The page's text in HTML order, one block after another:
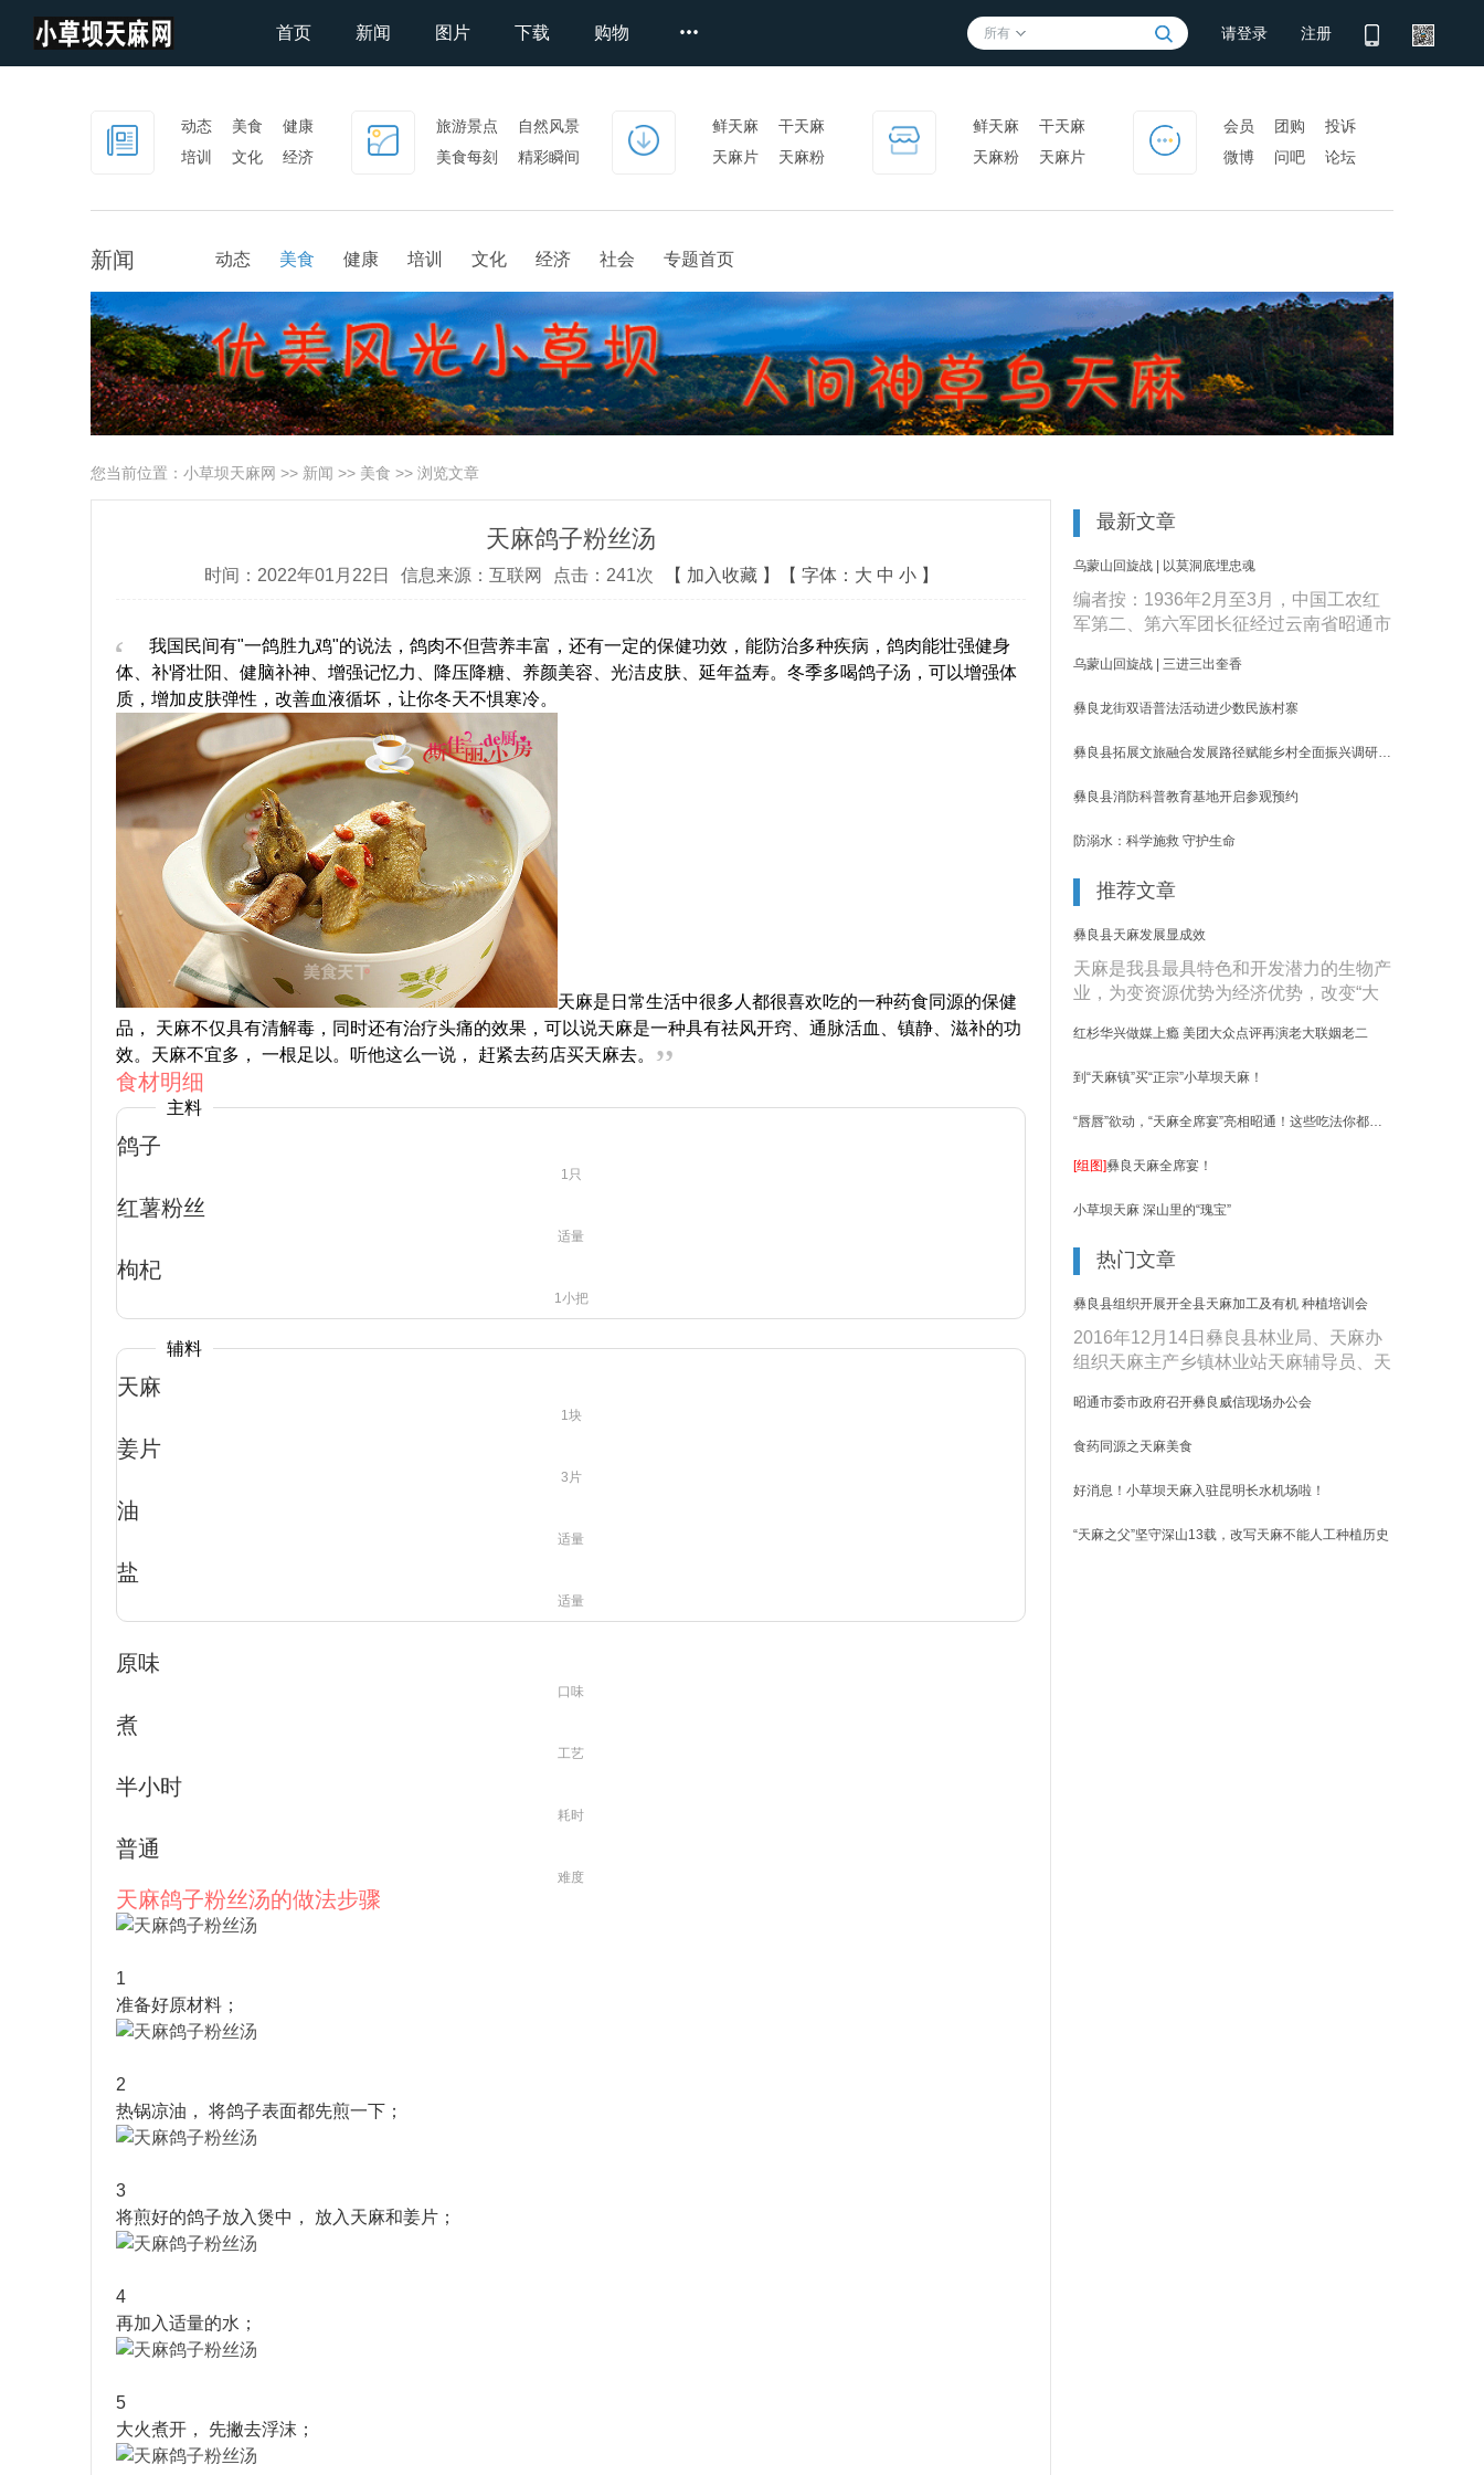
首页 新闻 图片 下载 购物 所有 请登录 注册
动态 美食
健康
培训
文化
经济
旅游景点
自然风景
美食每刻
精彩瞬间
鲜天麻
干天麻
天麻片
天麻粉
鲜天麻
干天麻
天麻粉
天麻片
会员 团购
投诉
微博
问吧
论坛
新闻 动态 美食 健康 培训 文化 经济 社会 专题首页
您当前位置： 小草坝天麻网 >> 新闻 >> 美食 >> 浏览文章
天麻鸽子粉丝汤
时间：2022年01月22日 信息来源：互联网 点击： 241次 【 加入收藏】【 字体： 大 中 小】
“
我国民间有"一鸽胜九鸡"的说法，鸽肉不但营养丰富，还有一定的保健功效，能防治多种疾病，鸽肉能壮强健身
体、补肾壮阳、健脑补神、增强记忆力、降压降糖、养颜美容、光洁皮肤、延年益寿。冬季多喝鸽子汤，可以增强体
质，增加皮肤弹性，改善血液循坏，让你冬天不惧寒冷。
天麻是日常生活中很多人都很喜欢吃的一种药食同源的保健
品， 天麻不仅具有清解毒，同时还有治疗头痛的效果，可以说天麻是一种具有祛风开窍、通脉活血、镇静、滋补的功
效。天麻不宜多， 一根足以。听他这么一说， 赶紧去药店买天麻去。
”
食材明细
主料
鸽子
1只
红薯粉丝
适量
枸杞
1小把
辅料
天麻
1块
姜片
3片
油
适量
盐
适量
原味
口味
煮
工艺
半小时
耗时
普通
难度
天麻鸽子粉丝汤的做法步骤
1
准备好原材料；
2
热锅凉油， 将鸽子表面都先煎一下；
3
将煎好的鸽子放入煲中， 放入天麻和姜片；
4
再加入适量的水；
5
大火煮开， 先撇去浮沫；
最新文章
乌蒙山回旋战 | 以莫洞底埋忠魂
编者按：1936年2月至3月，中国工农红
军第二、第六军团长征经过云南省昭通市
敌......
乌蒙山回旋战 | 三进三出奎香
彝良龙街双语普法活动进少数民族村寨
彝良县拓展文旅融合发展路径赋能乡村全面振兴调研报告
彝良县消防科普教育基地开启参观预约
防溺水：科学施救 守护生命
推荐文章
彝良县天麻发展显成效
天麻是我县最具特色和开发潜力的生物产
业，为变资源优势为经济优势，改变“大
红杉华兴做媒上瘾 美团大众点评再演老大联姻老二
到“天麻镇”买“正宗”小草坝天麻！
“唇唇”欲动，“天麻全席宴”亮相昭通！这些吃法你都吃过吗？
[组图]彝良天麻全席宴！
小草坝天麻 深山里的“瑰宝”
热门文章
彝良县组织开展开全县天麻加工及有机 种植培训会
2016年12月14日彝良县林业局、天麻办
组织天麻主产乡镇林业站天麻辅导员、天
昭通市委市政府召开彝良威信现场办公会
食药同源之天麻美食
好消息！小草坝天麻入驻昆明长水机场啦！
“天麻之父”坚守深山13载，改写天麻不能人工种植历史